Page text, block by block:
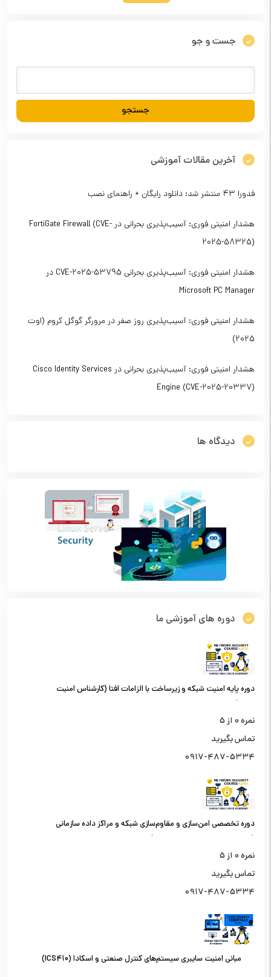
جست و جو
آخرین مقالات آموزشی
فدورا ۴۳ منتشر شد: دانلود رایگان + راهنمای نصب
هشدار امنیتی فوری: آسیب‌پذیری بحرانی در FortiGate Firewall (CVE-
2025-58325)
هشدار امنیتی فوری: آسیب‌پذیری بحرانی CVE-2025-53795 در
Microsoft PC Manager
هشدار امنیتی فوری: آسیب‌پذیری روز صفر در مرورگر گوگل کروم (اوت
2025)
هشدار امنیتی فوری: آسیب‌پذیری بحرانی در Cisco Identity Services
Engine (CVE-2025-20337)
دیدگاه ها
دوره های آموزشی ما
دوره پایه امنیت شبکه و زیرساخت با الزامات افتا (کارشناس امنیت
شبکه)
نمره0 از 5
تماس بگیرید
0917-487-5334
دوره تخصصی امن‌سازی و مقاوم‌سازی شبکه و مراکز داده سازمانی
(کارشناس امنیت شبکه سطح یک)
نمره0 از 5
تماس بگیرید
0917-487-5334
مبانی امنیت سایبری سیستم‌های کنترل صنعتی و اسکادا (ICS410)